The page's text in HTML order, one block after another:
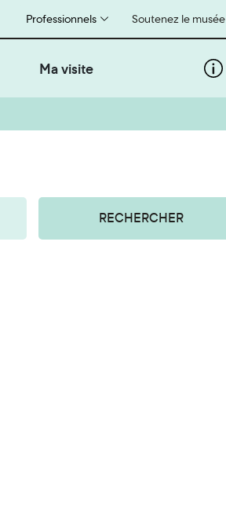
Soutenez le musée
Professionnels
Ma visite
RECHERCHER